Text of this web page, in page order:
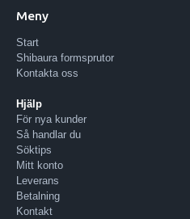
Meny
Start
Shibaura formsprutor
Kontakta oss
Hjälp
För nya kunder
Så handlar du
Söktips
Mitt konto
Leverans
Betalning
Kontakt